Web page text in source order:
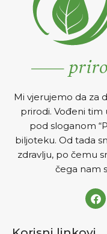
prelaziti
dnevnu dozu.
Mi vjerujemo da za
prirodi. Vođeni tim
pod sloganom
biljoteku. Od tada
zdravlju, po čemu
čega nam